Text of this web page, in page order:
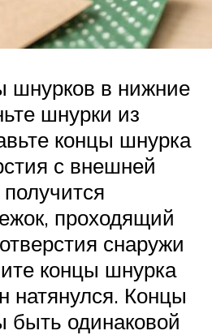
шнурков в нижние
шнурки из
концы шнурка
с внешней
проходящий
снаружи
концы шнурка
натянулся. Концы
быть одинаковой